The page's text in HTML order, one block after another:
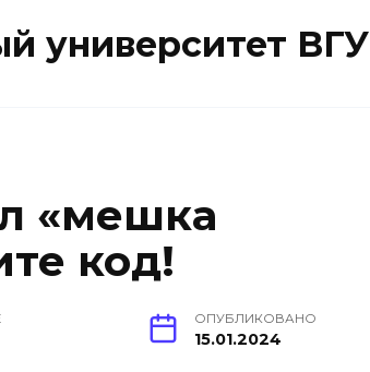
университет ВГУ
«мешка
код!
ОПУБЛИКОВАНО
15.01.2024